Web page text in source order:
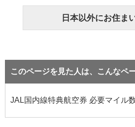
日本以外にお住ま
このページを見た人は、こんなペ
JAL国内線特典航空券 必要マイル